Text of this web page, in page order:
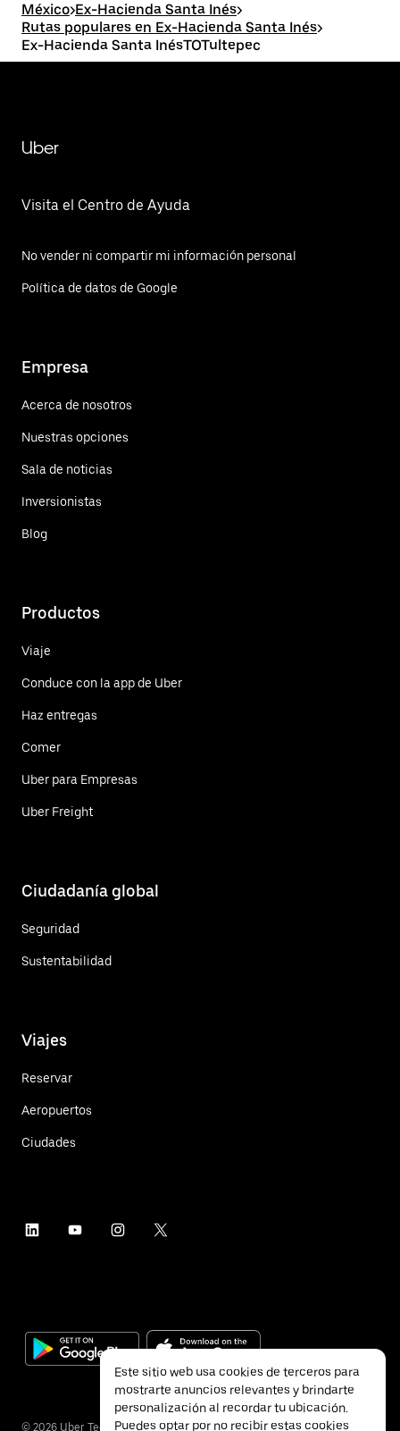
México>Ex-Hacienda Santa Inés>
Rutas populares en Ex-Hacienda Santa Inés>
Ex-Hacienda Santa InésTOTultepec
Uber
Visita el Centro de Ayuda
No vender ni compartir mi información personal
Política de datos de Google
Empresa
Acerca de nosotros
Nuestras opciones
Sala de noticias
Inversionistas
Blog
Productos
Viaje
Conduce con la app de Uber
Haz entregas
Comer
Uber para Empresas
Uber Freight
Ciudadanía global
Seguridad
Sustentabilidad
Viajes
Reservar
Aeropuertos
Ciudades
© 2026 Uber Technologies Inc.
Este sitio web usa cookies de terceros para
mostrarte anuncios relevantes y brindarte
personalización al recordar tu ubicación.
Puedes optar por no recibir estas cookies